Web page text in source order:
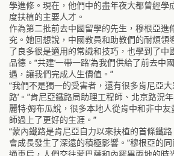
學進修。現在，他們中的盡年夜大都曾經學
度扶植的主要人才。
作為第二批前去中國留學的先生，穆根亞進
究。她回想說，中國教員和助教們的耐煩領
了良多很是適用的常識和技巧，也學到了中
品德。“共建‘一帶一路’為我們供給了前去中
遇，讓我們完成人生價值。”
“我們不是獨一的受害者，還有很多肯尼亞大
路’。”肯尼亞鐵路局助理工程師、北京路況
麗特·姆布瓜說，很多本地人從肯中和非中
師過上了更好的生涯。”
“蒙內鐵路是肯尼亞自力以來扶植的首條鐵
會成長發生了深遠的積極影響。”穆根亞的